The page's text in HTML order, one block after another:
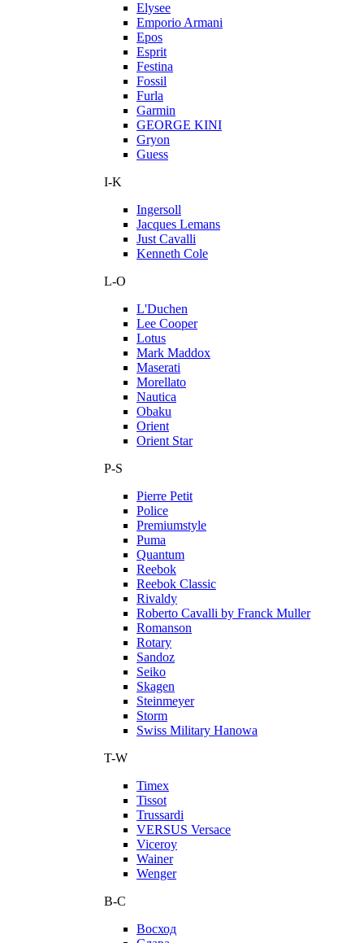
Elysee
Emporio Armani
Epos
Esprit
Festina
Fossil
Furla
Garmin
GEORGE KINI
Gryon
Guess
I-K
Ingersoll
Jacques Lemans
Just Cavalli
Kenneth Cole
L-O
L'Duchen
Lee Cooper
Lotus
Mark Maddox
Maserati
Morellato
Nautica
Obaku
Orient
Orient Star
P-S
Pierre Petit
Police
Premiumstyle
Puma
Quantum
Reebok
Reebok Classic
Rivaldy
Roberto Cavalli by Franck Muller
Romanson
Rotary
Sandoz
Seiko
Skagen
Steinmeyer
Storm
Swiss Military Hanowa
T-W
Timex
Tissot
Trussardi
VERSUS Versace
Viceroy
Wainer
Wenger
В-С
Восход